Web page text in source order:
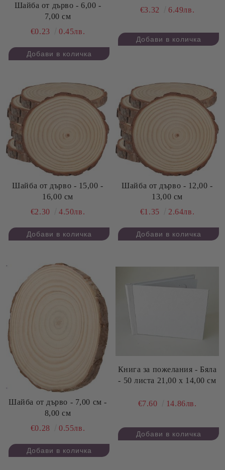
Шайба от дърво - 6,00 -
7,00 см
€0.23
0.45лв.
€3.32 6.49лв.
Шайба от дърво - 15,00 -
16,00 см
€2.30
4.50лв.
Шайба от дърво - 12,00 -
13,00 см
€1.35
2.64лв.
Шайба от дърво - 7,00 см -
8,00 см
€0.28
0.55лв.
Книга за пожелания - Бяла
- 50 листа 21,00 х 14,00 см
€7.60 14.86лв.